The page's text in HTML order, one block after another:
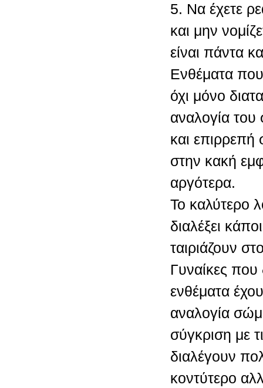
5. Να έχετε
και μην
είναι πάντα
Ενθέματα
όχι μόνο
αναλογία του
και
στην κακή
αργότερα.
Το καλύτερο
διαλέξει
ταιριάζουν
Γυναίκες που
ενθέματα
αναλογία
σύγκριση με
διαλέγουν
κοντύτερο